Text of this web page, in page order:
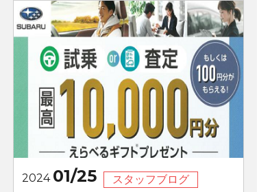
2024 01/25
スタッフブログ